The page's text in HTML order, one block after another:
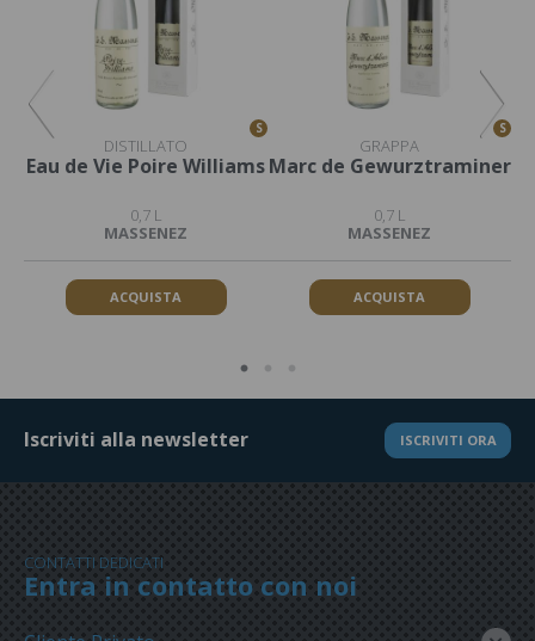
S
DISTILLATO
Eau de Vie Poire Williams
0,7 L
MASSENEZ
ACQUISTA
S
GRAPPA
Marc de Gewurztraminer
0,7 L
MASSENEZ
ACQUISTA
Iscriviti alla newsletter ISCRIVITI ORA
CONTATTI DEDICATI
Entra in contatto con noi